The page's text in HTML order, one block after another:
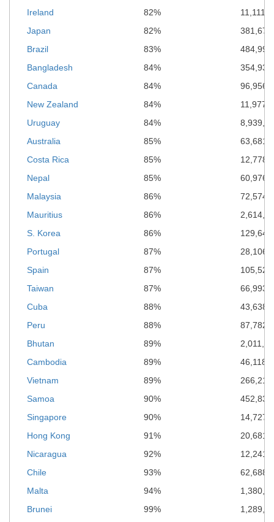
Ireland
82%
Japan
82%
Brazil
83%
Bangladesh
84%
Canada
84%
New Zealand
84%
Uruguay
84%
Australia
85%
Costa Rica
85%
Nepal
85%
Malaysia
86%
Mauritius
86%
S. Korea
86%
Portugal
87%
Spain
87%
Taiwan
87%
Cuba
88%
Peru
88%
Bhutan
89%
Cambodia
89%
Vietnam
89%
Samoa
90%
Singapore
90%
Hong Kong
91%
Nicaragua
92%
Chile
93%
Malta
94%
Brunei
99%